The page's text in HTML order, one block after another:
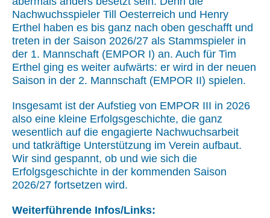
Nachwuchsspieler Till Oesterreich und Henry
Erthel haben es bis ganz nach oben geschafft und
treten in der Saison 2026/27 als Stammspieler in
der 1. Mannschaft (EMPOR I) an. Auch für Tim
Erthel ging es weiter aufwärts: er wird in der neuen
Saison in der 2. Mannschaft (EMPOR II) spielen.
Insgesamt ist der Aufstieg von EMPOR III in 2026
also eine kleine Erfolgsgeschichte, die ganz
wesentlich auf die engagierte Nachwuchsarbeit
und tatkräftige Unterstützung im Verein aufbaut.
Wir sind gespannt, ob und wie sich die
Erfolgsgeschichte in der kommenden Saison
2026/27 fortsetzen wird.
Weiterführende Infos/Links: